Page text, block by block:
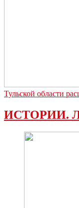
Тульской области
ИСТОРИИ.